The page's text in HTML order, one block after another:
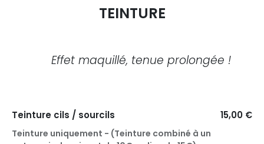
TEINTURE
Effet maquillé, tenue prolongée !
Teinture cils / sourcils 15,00 €
Teinture uniquement - (Teinture combiné à un